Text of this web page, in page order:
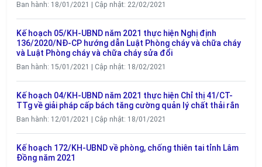
Ban hành: 18/01/2021 | Cập nhật: 22/02/2021
Kế hoạch 05/KH-UBND năm 2021 thực hiện Nghị định
136/2020/NĐ-CP hướng dẫn Luật Phòng cháy và chữa cháy
và Luật Phòng cháy và chữa cháy sửa đổi
Ban hành: 15/01/2021 | Cập nhật: 18/02/2021
Kế hoạch 04/KH-UBND năm 2021 thực hiện Chỉ thị 41/CT-
TTg về giải pháp cấp bách tăng cường quản lý chất thải rắn
Ban hành: 12/01/2021 | Cập nhật: 18/01/2021
Kế hoạch 172/KH-UBND về phòng, chống thiên tai tỉnh Lâm
Đồng năm 2021